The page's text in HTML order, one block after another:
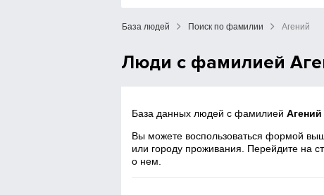
База людей Поиск по фамилии Агений
Люди с фамилией
База данных людей с фамилиейАгений
Вы можете воспользоваться формой
или городу проживания. Перейдите на
о нем.